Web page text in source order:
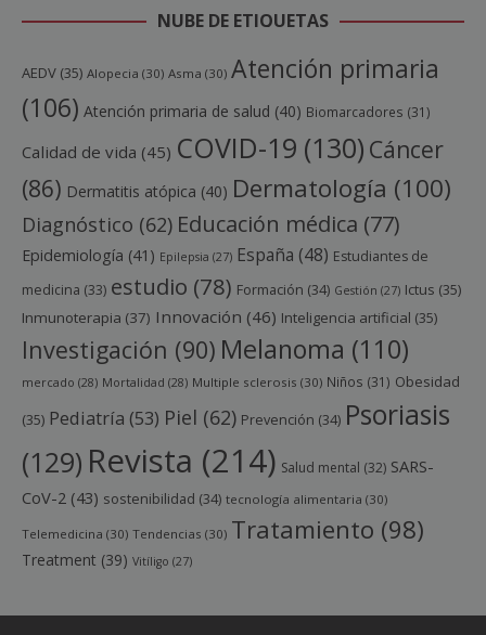
NUBE DE ETIQUETAS
AEDV (35) Alopecia (30) Asma (30) Atención primaria
(106) Atención primaria de salud (40) Biomarcadores (31)
Calidad de vida (45) COVID-19 (130) Cáncer
(86) Dermatitis atópica (40) Dermatología (100)
Diagnóstico (62) Educación médica (77)
Epidemiología (41) Epilepsia (27) España (48) Estudiantes de
medicina (33) estudio (78) Formación (34) Gestión (27) Ictus (35)
Inmunoterapia (37) Innovación (46) Inteligencia artificial (35)
Investigación (90) Melanoma (110)
mercado (28) Mortalidad (28) Multiple sclerosis (30) Niños (31) Obesidad
(35) Pediatría (53) Piel (62) Prevención (34) Psoriasis
(129) Revista (214) Salud mental (32) SARS-
CoV-2 (43) sostenibilidad (34) tecnología alimentaria (30)
Telemedicina (30) Tendencias (30) Tratamiento (98)
Treatment (39) Vitíligo (27)